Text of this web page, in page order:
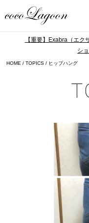
【重要】Exabra（エ
シ
HOME TOPICS ヒップハング